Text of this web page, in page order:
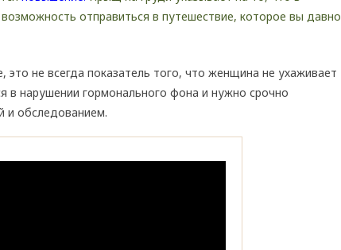
отправиться в путешествие, которое вы давно
не всегда показатель того, что женщина не ухаживает
в нарушении гормонального фона и нужно срочно
и обследованием.